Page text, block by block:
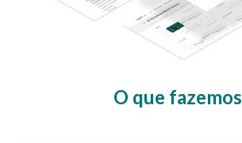
O que fazemos